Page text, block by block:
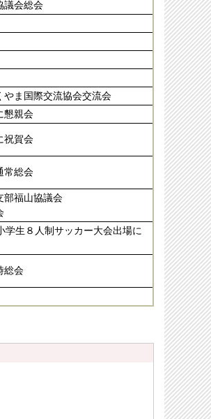
議会総会
やま国際交流協会交流会
懇親会
祝賀会
常総会
福山協議会
学生８人制サッカー大会出場に
総会